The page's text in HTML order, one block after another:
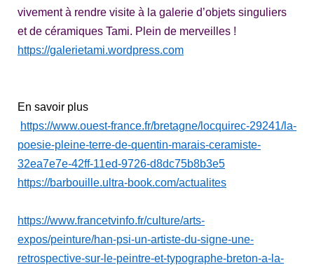
vivement à rendre visite à la galerie d’objets singuliers
et de céramiques Tami. Plein de merveilles !
https://galerietami.wordpress.com
En savoir plus
https://www.ouest-france.fr/bretagne/locquirec-29241/la-
poesie-pleine-terre-de-quentin-marais-ceramiste-
32ea7e7e-42ff-11ed-9726-d8dc75b8b3e5
https://barbouille.ultra-book.com/actualites
https://www.francetvinfo.fr/culture/arts-
expos/peinture/han-psi-un-artiste-du-signe-une-
retrospective-sur-le-peintre-et-typographe-breton-a-la-